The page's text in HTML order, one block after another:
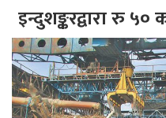
इन्दुशङ्करद्वारा रु ५०